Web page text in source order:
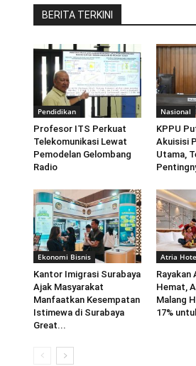
BERITA TERKINI
Pendidikan
Profesor ITS Perkuat
Telekomunikasi Lewat
Pemodelan Gelombang
Radio
Nasional
KPPU
Akuisisi
Utama,
Ekonomi Bisnis
Kantor Imigrasi Surabaya
Ajak Masyarakat
Manfaatkan Kesempatan
Istimewa di Surabaya
Great...
Atria
Rayakan
Hemat,
Malang
17%